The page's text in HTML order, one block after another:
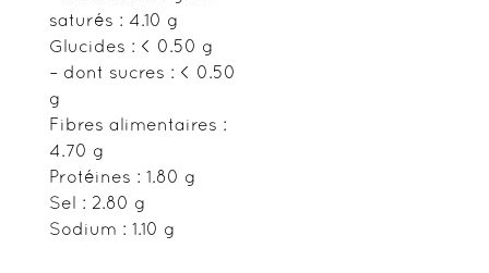
saturés : 4.10 g
Glucides : < 0.50 g
– dont sucres : < 0.50
g
Fibres alimentaires :
4.70 g
Protéines : 1.80 g
Sel : 2.80 g
Sodium : 1.10 g